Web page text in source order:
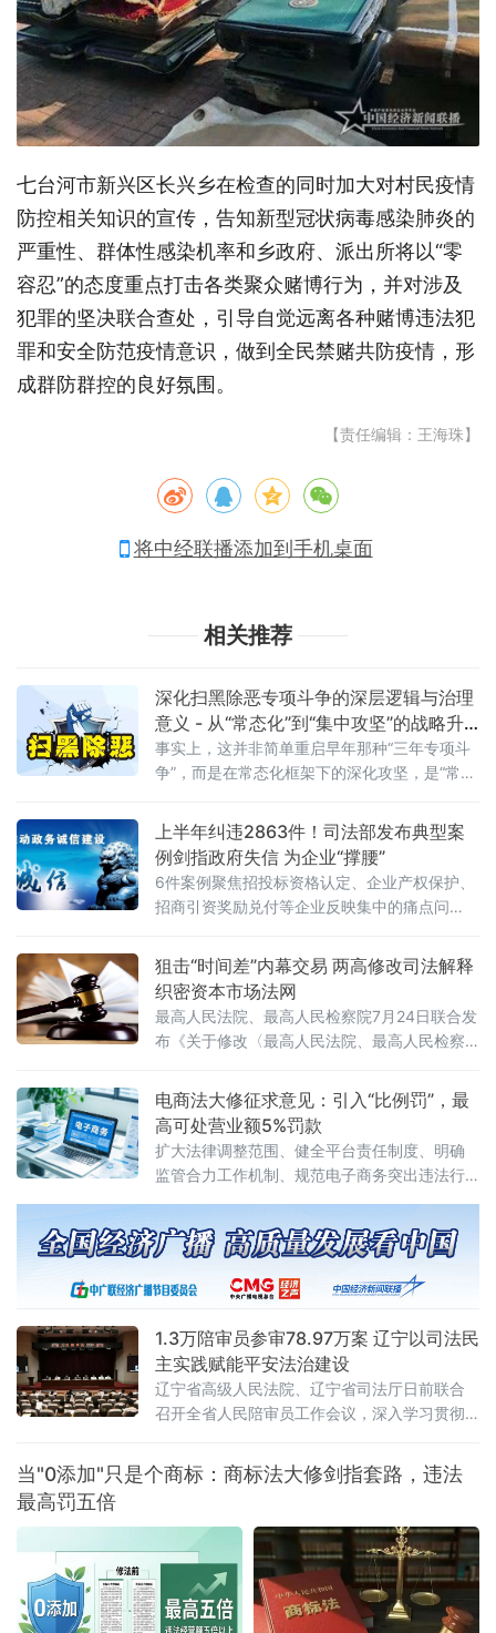
七台河市新兴区长兴乡在检查的同时加大对村民疫情
防控相关知识的宣传，告知新型冠状病毒感染肺炎的
严重性、群体性感染机率和乡政府、派出所将以“零
容忍”的态度重点打击各类聚众赌博行为，并对涉及
犯罪的坚决联合查处，引导自觉远离各种赌博违法犯
罪和安全防范疫情意识，做到全民禁赌共防疫情，形
成群防群控的良好氛围。
【责任编辑：王海珠】
将中经联播添加到手机桌面
相关推荐
深化扫黑除恶专项斗争的深层逻辑与治理
意义 - 从“常态化”到“集中攻坚”的战略升
级
事实上，这并非简单重启早年那种“三年专项斗
争”，而是在常态化框架下的深化攻坚，是“常态
强调要严格依法办事、坚持实事求是，做到“是
黑恶一个不漏、不是黑恶一个不凑”
上半年纠违2863件！司法部发布典型案
例剑指政府失信 为企业“撑腰”
6件案例聚焦招投标资格认定、企业产权保护、
招商引资奖励兑付等企业反映集中的痛点问
不当行为“亮剑”，为纵深推进全国统一大市场建
设提供了坚实的法治保障。数据显示，2026年1
至6月，全国各级行政复议机构依法履行监督职
狙击“时间差”内幕交易 两高修改司法解释
织密资本市场法网
最高人民法院、最高人民检察院7月24日联合发
布《关于修改〈最高人民法院、最高人民检察
具体应用法律若干问题的解释〉的决定》（法
释〔2026〕13号）。修改决定已分别经最高人
民法院审判委员会第1961次会议、最高人民检
察院第十四届检察委员会第七十五次会议通
过，自2026年7月27日起施行。此次修改距
2012年《关于办理内幕交易、泄
电商法大修征求意见：引入“比例罚”，最
高可处营业额5%罚款
扩大法律调整范围、健全平台责任制度、明确
监管合力工作机制、规范电子商务突出违法行
1.3万陪审员参审78.97万案 辽宁以司法民
主实践赋能平安法治建设
辽宁省高级人民法院、辽宁省司法厅日前联合
召开全省人民陪审员工作会议，深入学习贯彻
要求，系统梳理人民陪审员制度落地实施以来
的实践成效，研判当前工作推进中的重点问
作的高质量发展，为更高水平平安辽宁、法治
辽宁建设注入坚实的司法民主动能。会议第一
时间传达了辽宁省委常委、政法委书记郑艺对
全省人
当"0添加"只是个商标：商标法大修剑指套路，违法
最高罚五倍